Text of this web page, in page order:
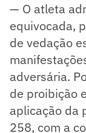
— O atleta
equivocada,
de vedação
adversária.
de proibição
aplicação da
258, com a